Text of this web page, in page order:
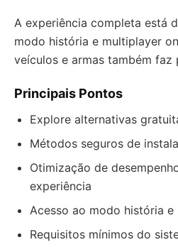
A experiência completa está
modo história e multiplayer
veículos e armas também
Principais Pontos
Explore alternativas
Métodos seguros de
Otimização de
experiência
Acesso ao modo história
Requisitos mínimos do